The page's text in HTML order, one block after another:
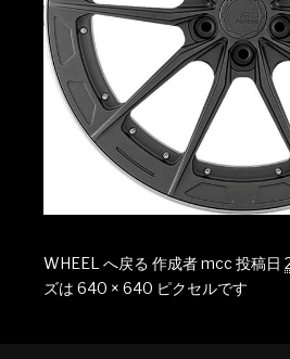
WHEEL へ戻る 作成者mcc投稿日
ズは 640 × 640 ピクセルです